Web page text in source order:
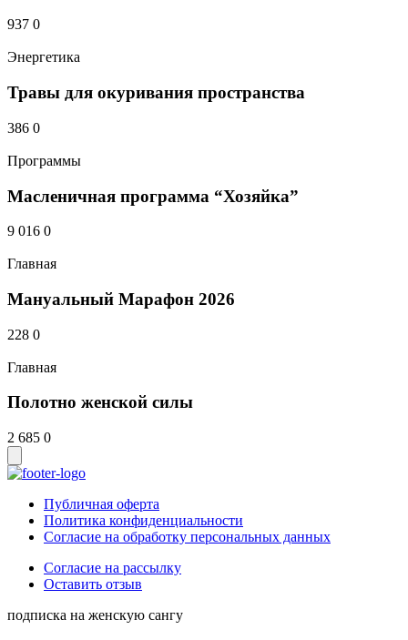
937 0
Энергетика
Травы для окуривания пространства
386 0
Программы
Масленичная программа “Хозяйка”
9 016 0
Главная
Мануальный Марафон 2026
228 0
Главная
Полотно женской силы
2 685 0
Публичная оферта
Политика конфиденциальности
Согласие на обработку персональных данных
Согласие на рассылку
Оставить отзыв
подписка на женскую сангу